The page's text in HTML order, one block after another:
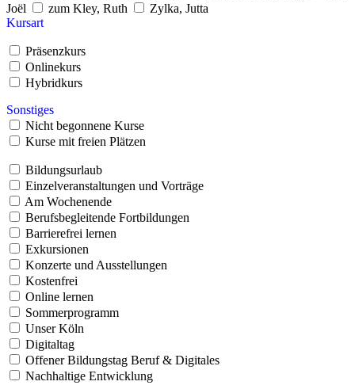
Joël
zum Kley, Ruth
Zylka, Jutta
Kursart
Präsenzkurs
Onlinekurs
Hybridkurs
Sonstiges
Nicht begonnene Kurse
Kurse mit freien Plätzen
Bildungsurlaub
Einzelveranstaltungen und Vorträge
Am Wochenende
Berufsbegleitende Fortbildungen
Barrierefrei lernen
Exkursionen
Konzerte und Ausstellungen
Kostenfrei
Online lernen
Sommerprogramm
Unser Köln
Digitaltag
Offener Bildungstag Beruf & Digitales
Nachhaltige Entwicklung